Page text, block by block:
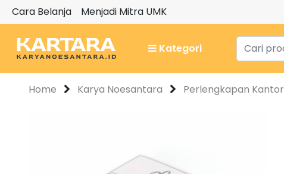
Cara Belanja Menjadi Mitra UMK
Kategori
Home Karya Noesantara Perlengkapan Kantor